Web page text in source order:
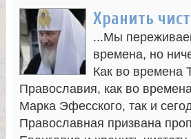
в
е
л
е
н
ю
Хранить
...Мы
времена, но
Как во времена
Православия, как во
Марка Эфесского, так и
Православная призвана